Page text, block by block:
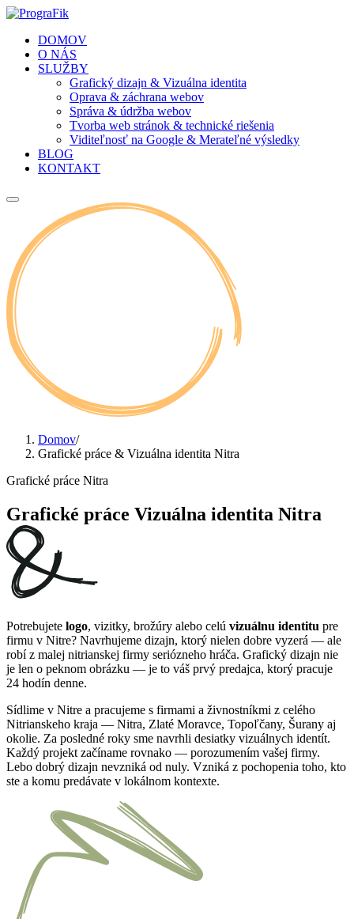
DOMOV
O NÁS
SLUŽBY
Grafický dizajn & Vizuálna identita
Oprava & záchrana webov
Správa & údržba webov
Tvorba web stránok & technické riešenia
Viditeľnosť na Google & Merateľné výsledky
BLOG
KONTAKT
Domov/
Grafické práce & Vizuálna identita Nitra
Grafické práce Nitra
Grafické práce Vizuálna identita Nitra
Potrebujete logo, vizitky, brožúry alebo celú vizuálnu identitu pre
firmu v Nitre? Navrhujeme dizajn, ktorý nielen dobre vyzerá — ale
robí z malej nitrianskej firmy seriózneho hráča. Grafický dizajn nie
je len o peknom obrázku — je to váš prvý predajca, ktorý pracuje
24 hodín denne.
Sídlime v Nitre a pracujeme s firmami a živnostníkmi z celého
Nitrianskeho kraja — Nitra, Zlaté Moravce, Topoľčany, Šurany aj
okolie. Za posledné roky sme navrhli desiatky vizuálnych identít.
Každý projekt začíname rovnako — porozumením vašej firmy.
Lebo dobrý dizajn nevzniká od nuly. Vzniká z pochopenia toho, kto
ste a komu predávate v lokálnom kontexte.